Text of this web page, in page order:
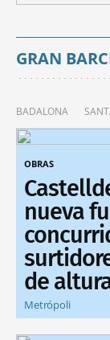
GRAN
BADALONA
OBRAS
nueva
de
Metrópoli